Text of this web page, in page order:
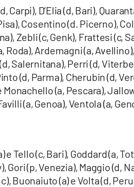
Carpi), D’Elia (d, Bari),
Cosentino (d. Picerno),
Zebli (c, Genk), Frattesi (c,
Roda), Ardemagni (a,
Salernitana), Perri (d,
(d, Parma), Cherubin (d,
Monachello (a, Pescara),
(a, Genoa), Ventola (a,
e Tello (c, Bari), Goddard (a,
Gori (p, Venezia), Maggio (d,
Buonaiuto (a) e Volta (d,